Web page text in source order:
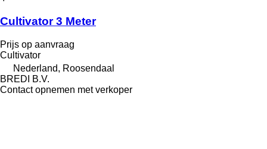
Cultivator 3 Meter
Prijs op aanvraag
Cultivator
Nederland, Roosendaal
BREDI B.V.
Contact opnemen met verkoper